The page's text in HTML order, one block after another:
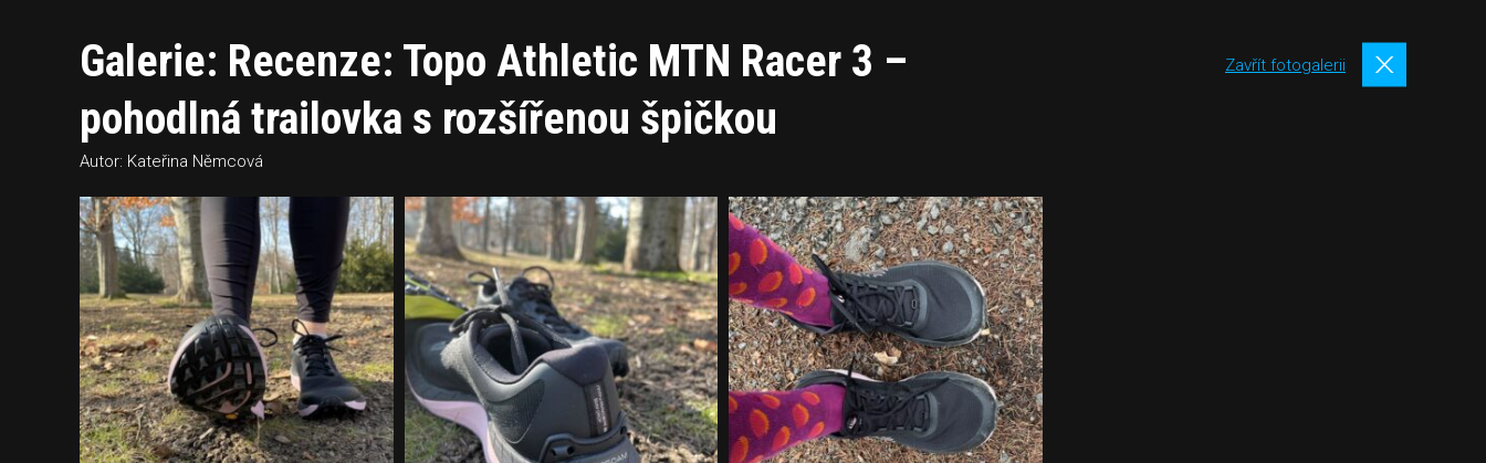
Galerie: Recenze: Topo Athletic MTN Racer 3 –
pohodlná trailovka s rozšířenou špičkou
Autor: Kateřina Němcová
Zavřít fotogalerii